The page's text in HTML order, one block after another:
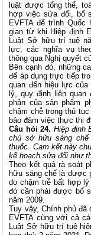
luật được tổng thể,
hợp việc sửa đổi, bổ
EVFTA để trình
gian từ khi Hiệp định
Luật Sở hữu trí tuệ
lực, các nghĩa vụ
thông qua Nghị quyết
Bên cạnh đó, những
để áp dụng trực tiếp
quan đến hiệu lực
lý, quy định liên quan
phận của sản phẩm
chậm chễ trong thủ
bảo đảm việc thực
Câu hỏi 24. Hiệp định
chủ sở hữu sáng
thuốc. Cam kết này
kế hoạch sửa đổi như
Theo kết quả rà soát
hữu sáng chế là dược
do chậm trễ bất hợp
đó cần phải được bổ
năm 2009.
Tuy vậy, Chính phủ
EVFTA cùng với cả
Luật Sở hữu trí tuệ